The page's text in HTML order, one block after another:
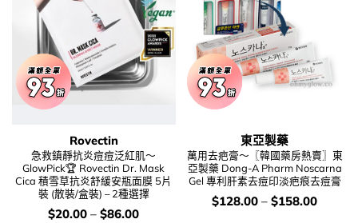
Rovectin
急救鎮靜抗炎痘痘泛紅肌～
GlowPick🏆 Rovectin Dr. Mask
Cica 積雪草抗炎舒緩安瓶面膜 5片
裝 (散裝/盒裝) – 2種選擇
價
$20.00 – $86.00
東亞製藥
萬用去疤膏～〖韓國藥房熱賣〗東
亞製藥 Dong-A Pharm Noscarna
Gel 專利肝素去痘印淡疤痕去痘膏
價
$128.00 – $158.00